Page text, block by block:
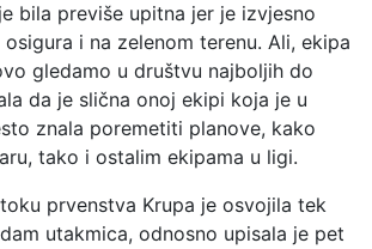
bila previše upitna jer je izvjesno
i na zelenom terenu. Ali, ekipa
gledamo u društvu najboljih do
da je slična onoj ekipi koja je u
znala poremetiti planove, kako
tako i ostalim ekipama u ligi.
prvenstva Krupa je osvojila tek
utakmica, odnosno upisala je pet